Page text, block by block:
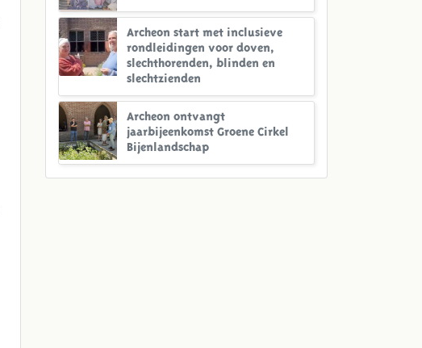
Archeon start met inclusieve
rondleidingen voor doven,
slechthorenden, blinden en
slechtzienden
Archeon ontvangt
jaarbijeenkomst Groene Cirkel
Bijenlandschap